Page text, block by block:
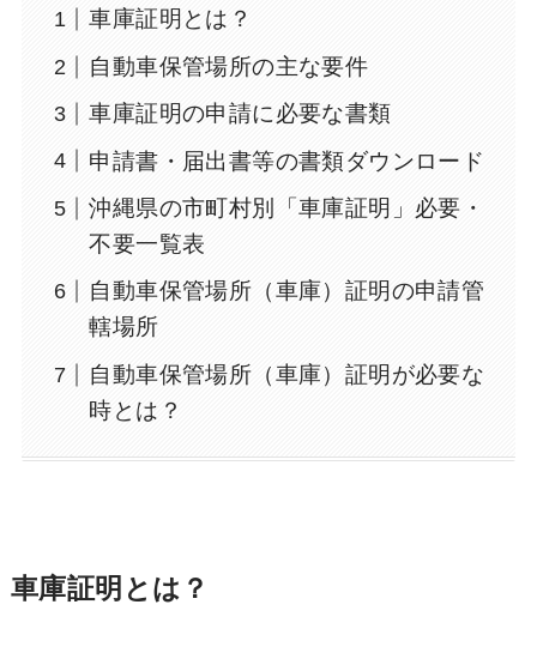
車庫証明とは？
自動車保管場所の主な要件
車庫証明の申請に必要な書類
申請書・届出書等の書類ダウンロード
沖縄県の市町村別「車庫証明」必要・
不要一覧表
自動車保管場所（車庫）証明の申請管
轄場所
自動車保管場所（車庫）証明が必要な
時とは？
車庫証明とは？